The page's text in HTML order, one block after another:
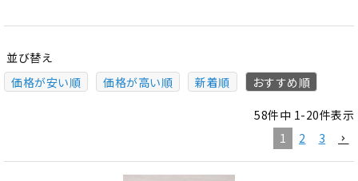
並び替え
価格が安い順
価格が高い順 新着順 おすすめ順
58件中 1-20件表示
1
2 3